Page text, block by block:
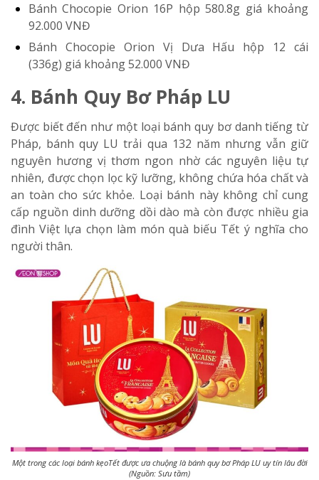
Bánh Chocopie Orion 16P hộp 580.8g giá khoảng
92.000 VNĐ
Bánh Chocopie Orion Vị Dưa Hấu hộp 12 cái
(336g) giá khoảng 52.000 VNĐ
4. Bánh Quy Bơ Pháp LU
Được biết đến như một loại bánh quy bơ danh tiếng từ
Pháp, bánh quy LU trải qua 132 năm nhưng vẫn giữ
nguyên hương vị thơm ngon nhờ các nguyên liệu tự
nhiên, được chọn lọc kỹ lưỡng, không chứa hóa chất và
an toàn cho sức khỏe. Loại bánh này không chỉ cung
cấp nguồn dinh dưỡng dồi dào mà còn được nhiều gia
đình Việt lựa chọn làm món quà biếu Tết ý nghĩa cho
người thân.
Một trong các loại bánh kẹoTết được ưa chuộng là bánh quy bơ Pháp LU uy tín lâu đời
(Nguồn: Sưu tầm)